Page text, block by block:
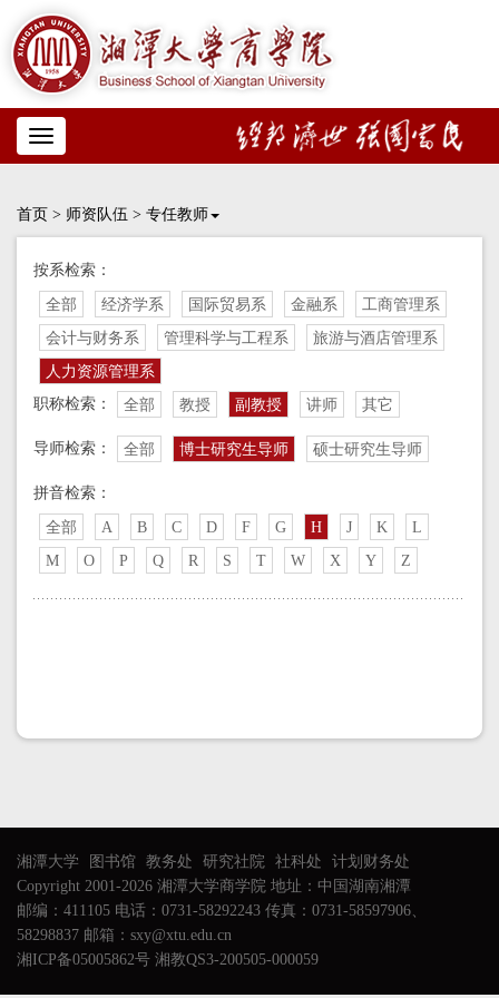
Toggle
navigation
首页 > 师资队伍 > 专任教师
按系检索：
全部 经济学系 国际贸易系 金融系
工商管理系
会计与财务系
管理科学与工程系
旅游与酒店管理系
人力资源管理系
职称检索：
全部 教授 副教授 讲师 其它
导师检索： 全部 博士研究生导师 硕士研究生导师
拼音检索：
全部 A B C D F G H J K
L
M
O P Q R S T W X Y Z
湘潭大学 图书馆 教务处 研究社院 社科处
计划财务处
Copyright 2001-2026 湘潭大学商学院 地址：中国湖南湘潭
邮编：411105 电话：0731-58292243 传真：0731-58597906、
58298837 邮箱：sxy@xtu.edu.cn
湘ICP备05005862号 湘教QS3-200505-000059